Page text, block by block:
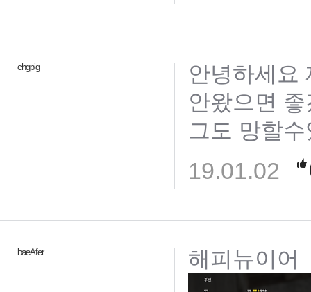
chgpig
안녕하세요
안왔으면
그도 망할
19.01.02
baeAfer 해피뉴이어